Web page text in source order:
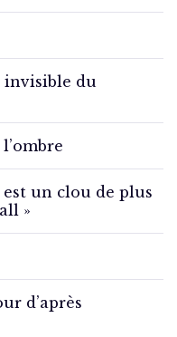
invisible du
un clou de plus
»
d’après